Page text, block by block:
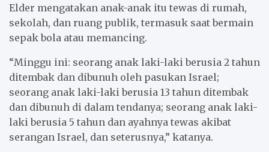
Elder mengatakan anak-anak itu tewas di rumah,
sekolah, dan ruang publik, termasuk saat bermain
sepak bola atau memancing.
“Minggu ini: seorang anak laki-laki berusia 2 tahun
ditembak dan dibunuh oleh pasukan Israel;
seorang anak laki-laki berusia 13 tahun ditembak
dan dibunuh di dalam tendanya; seorang anak laki-
laki berusia 5 tahun dan ayahnya tewas akibat
serangan Israel, dan seterusnya,” katanya.